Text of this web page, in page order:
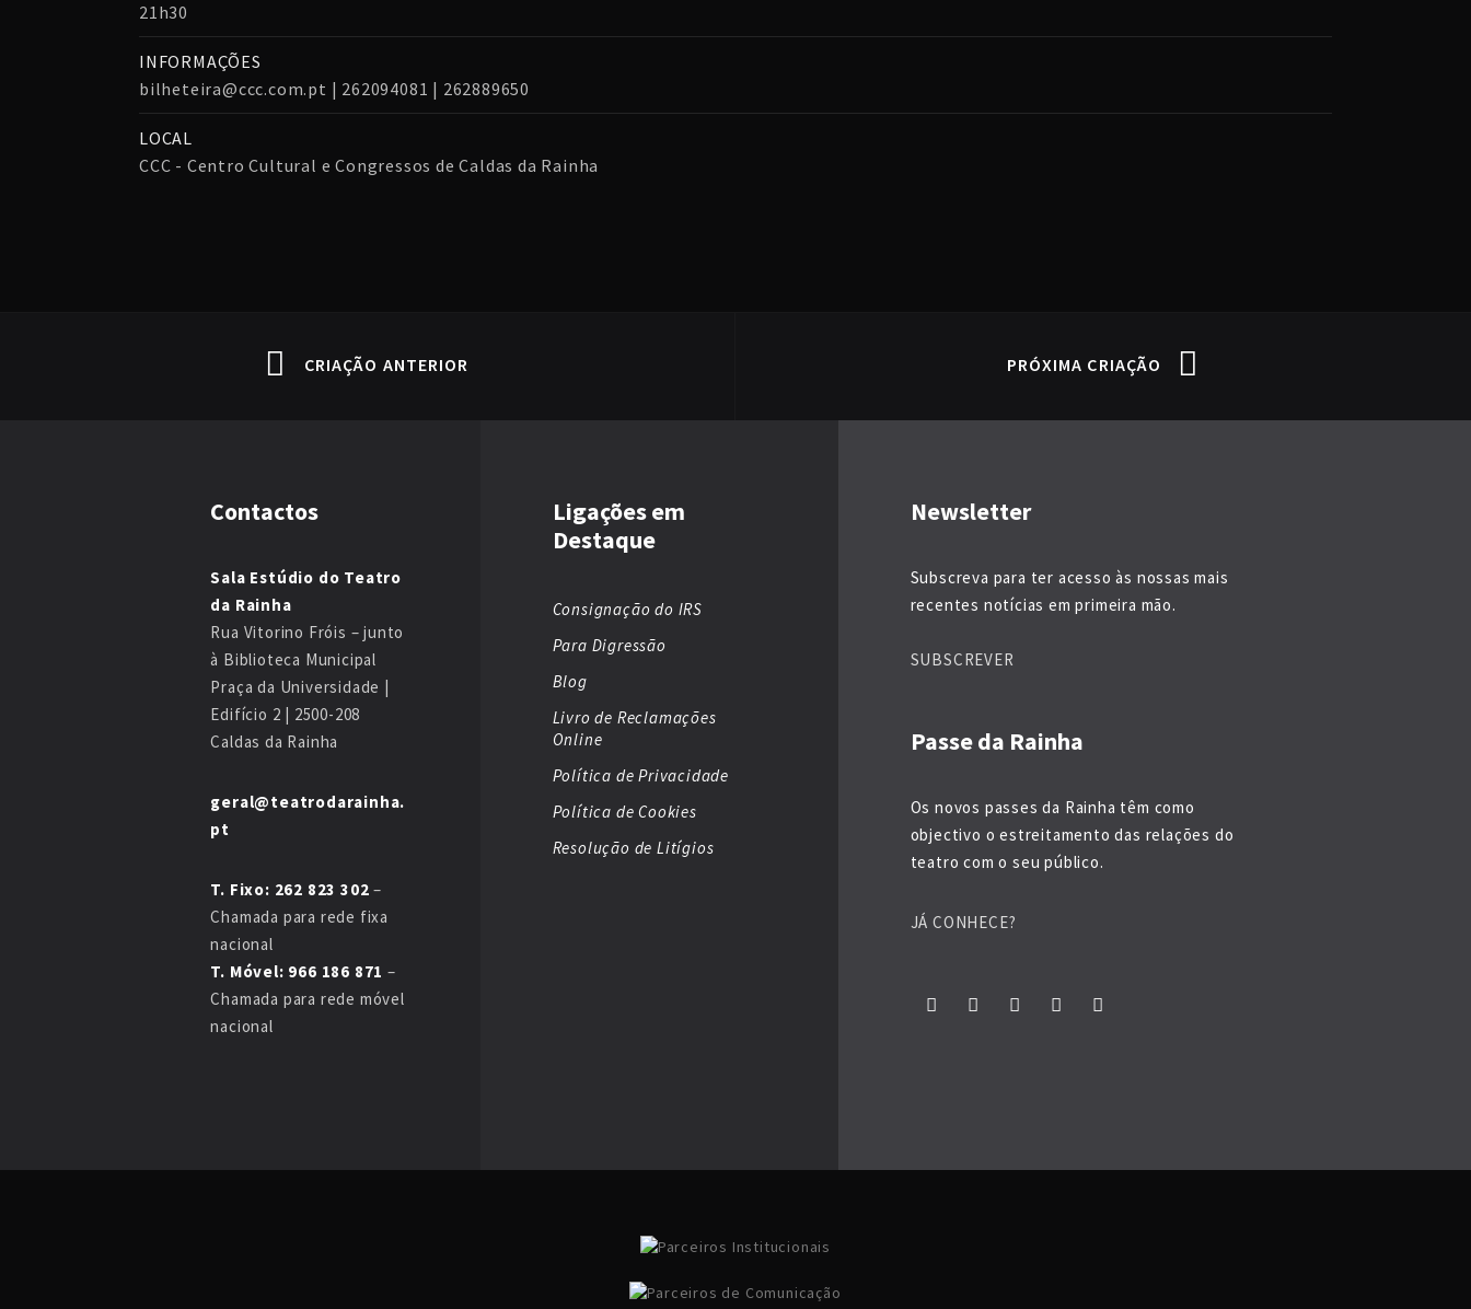
21h30
INFORMAÇÕES
bilheteira@ccc.com.pt | 262094081 | 262889650
LOCAL
CCC - Centro Cultural e Congressos de Caldas da Rainha
CRIAÇÃO ANTERIOR PRÓXIMA CRIAÇÃO
Contactos
Sala Estúdio do Teatro
da Rainha
Rua Vitorino Fróis – junto
à Biblioteca Municipal
Praça da Universidade |
Edifício 2 | 2500-208
Caldas da Rainha
geral@teatrodarainha.
pt
T. Fixo: 262 823 302 –
Chamada para rede fixa
nacional
T. Móvel: 966 186 871 –
Chamada para rede móvel
nacional
Ligações em
Destaque
Consignação do IRS
Para Digressão
Blog
Livro de Reclamações
Online
Política de Privacidade
Política de Cookies
Resolução de Litígios
Newsletter
Subscreva para ter acesso às nossas mais
recentes notícias em primeira mão.
SUBSCREVER
Passe da Rainha
Os novos passes da Rainha têm como
objectivo o estreitamento das relações do
teatro com o seu público.
JÁ CONHECE?